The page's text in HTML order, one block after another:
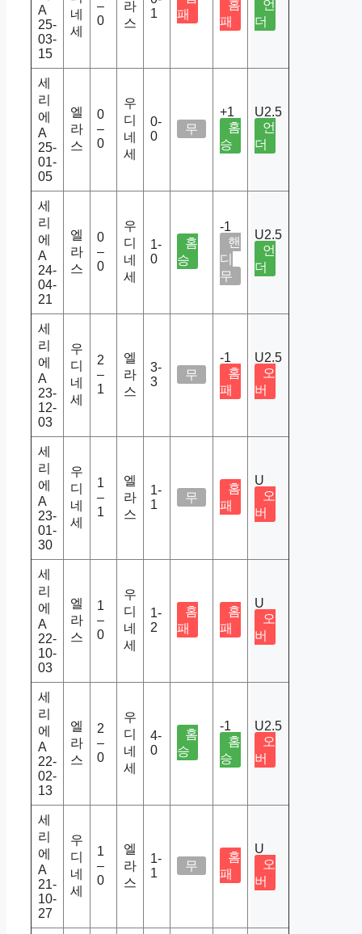
A
25-
03-
15
네
세
–
0
라
스
1
패
홈
패
언
더
세
리
에
A
25-
01-
05
엘
라
스
0
–
0
우
디
네
세
0-
0
무
+1
홈
승
U2.5
언
더
세
리
에
A
24-
04-
21
엘
라
스
0
–
0
우
디
네
세
1-
0
홈
승
-1
핸
디
무
U2.5
언
더
세
리
에
A
23-
12-
03
우
디
네
세
2
–
1
엘
라
스
3-
3
무
-1
홈
패
U2.5
오
버
세
리
에
A
23-
01-
30
우
디
네
세
1
–
1
엘
라
스
1-
1
무
홈
패
U
오
버
세
리
에
A
22-
10-
03
엘
라
스
1
–
0
우
디
네
세
1-
2
홈
패
홈
패
U
오
버
세
리
에
A
22-
02-
13
엘
라
스
2
–
0
우
디
네
세
4-
0
홈
승
-1
홈
승
U2.5
오
버
세
리
에
A
21-
10-
27
우
디
네
세
1
–
0
엘
라
스
1-
1
무
홈
패
U
오
버